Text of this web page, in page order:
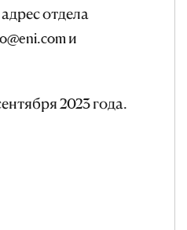
отдела
и
2023 года.